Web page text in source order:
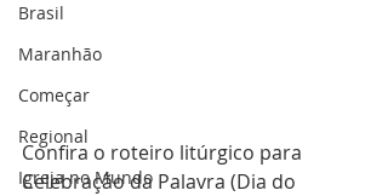
Brasil
Maranhão
Começar
Regional
Igreja no Mundo
Confira o roteiro litúrgico para
Celebração da Palavra (Dia do